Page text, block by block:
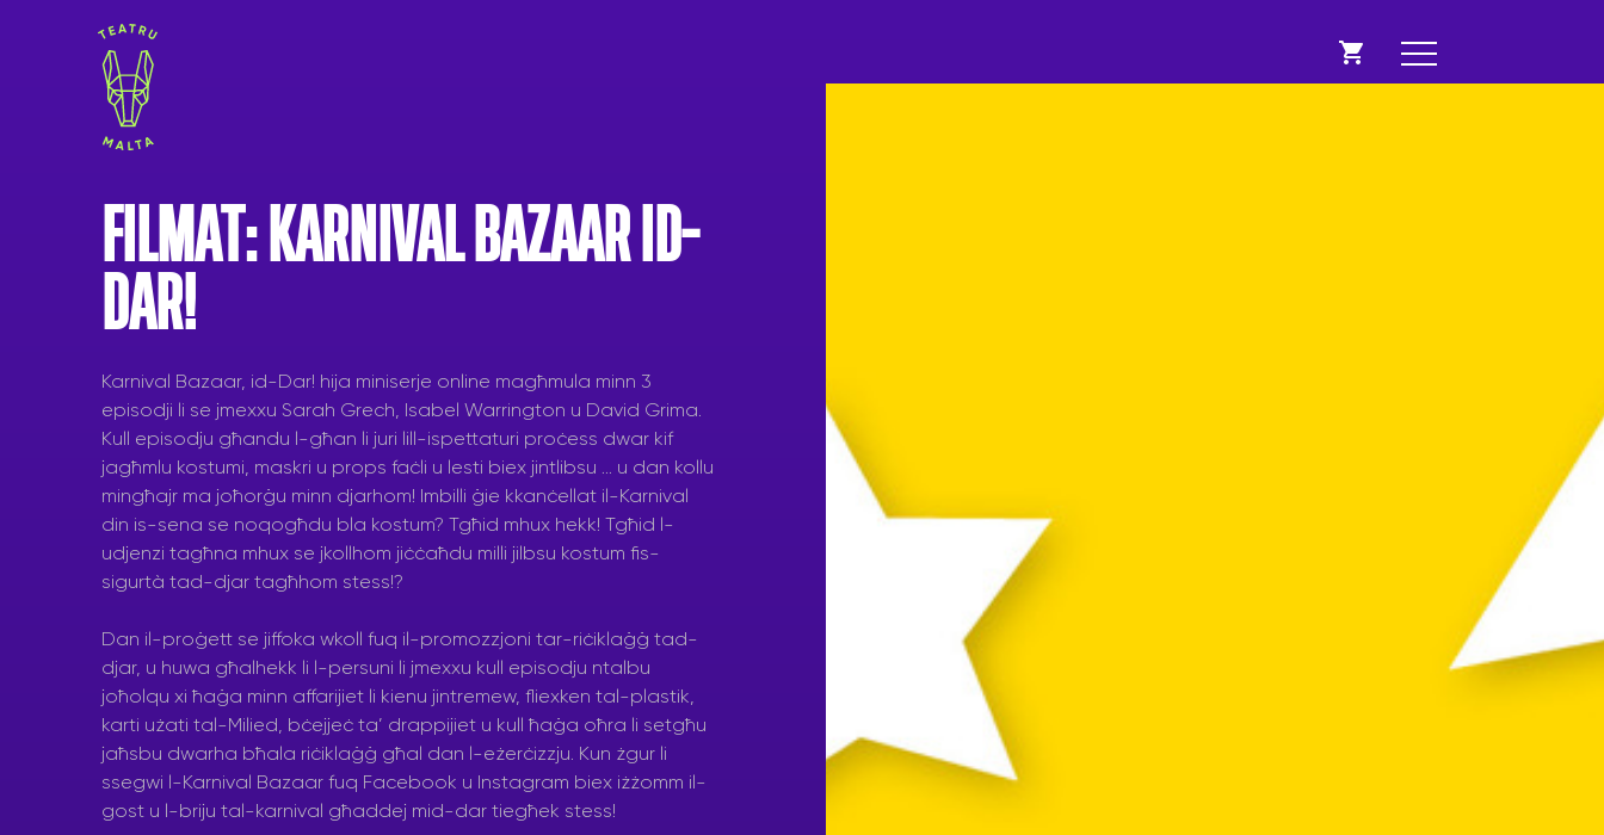
FILMAT: KARNIVAL BAZAAR ID-
DAR!
Karnival Bazaar, id-Dar! hija miniserje online magħmula minn 3
episodji li se jmexxu Sarah Grech, Isabel Warrington u David Grima.
Kull episodju għandu l-għan li juri lill-ispettaturi proċess dwar kif
jagħmlu kostumi, maskri u props faċli u lesti biex jintlibsu … u dan kollu
mingħajr ma joħorġu minn djarhom! Imbilli ġie kkanċellat il-Karnival
din is-sena se noqogħdu bla kostum? Tgħid mhux hekk! Tgħid l-
udjenzi tagħna mhux se jkollhom jiċċaħdu milli jilbsu kostum fis-
sigurtà tad-djar tagħhom stess!?
Dan il-proġett se jiffoka wkoll fuq il-promozzjoni tar-riċiklaġġ tad-
djar, u huwa għalhekk li l-persuni li jmexxu kull episodju ntalbu
joħolqu xi ħaġa minn affarijiet li kienu jintremew, fliexken tal-plastik,
karti użati tal-Milied, bċejjeċ ta’ drappijiet u kull ħaġa oħra li setgħu
jaħsbu dwarha bħala riċiklaġġ għal dan l-eżerċizzju. Kun żgur li
ssegwi l-Karnival Bazaar fuq Facebook u Instagram biex iżżomm il-
gost u l-briju tal-karnival għaddej mid-dar tiegħek stess!